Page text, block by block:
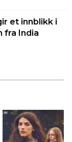
et innblikk i
fra India